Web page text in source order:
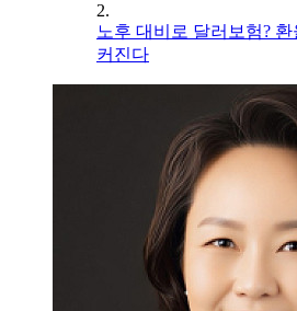
2.
노후 대비로 달러보험?
커진다